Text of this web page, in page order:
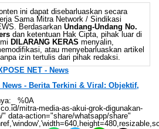
ini dapat disebarluaskan secara
Sama Mitra Network / Sindikasi
Berdasarkan Undang-Undang No.
dan ketentuan Hak Cipta, pihak luar di
DILARANG KERAS menyalin,
atau menyebarluaskan artikel
izin tertulis dari pihak redaksi.
NET - News
News - Berita Terkini & Viral: Objektif,
%0A
mitra-media-as-akui-grok-digunakan-
data-action="share/whatsapp/share"